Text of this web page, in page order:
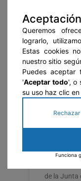
una
Cada 24
de la Junta
Queremos
lograrlo,
Estas cookies
nuestro sitio
Puedes aceptar
'Aceptar todo', o
su uso haz clic en
Rechazar
Funciona